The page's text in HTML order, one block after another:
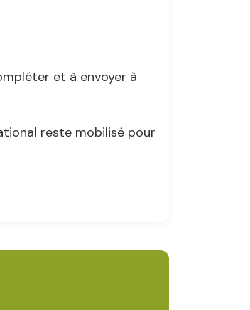
et à envoyer à
reste mobilisé pour